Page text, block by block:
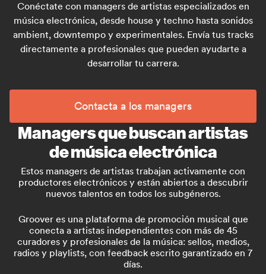
Conéctate con managers de artistas especializados en
música electrónica, desde house y techno hasta sonidos
ambient, downtempo y experimentales. Envía tus tracks
directamente a profesionales que pueden ayudarte a
desarrollar tu carrera.
Contacta a los managers
Managers que buscan artistas
de música electrónica
Estos managers de artistas trabajan activamente con
productores electrónicos y están abiertos a descubrir
nuevos talentos en todos los subgéneros.
Groover es una plataforma de promoción musical que
conecta a artistas independientes con más de 45
curadores y profesionales de la música: sellos, medios,
radios y playlists, con feedback escrito garantizado en 7
días.